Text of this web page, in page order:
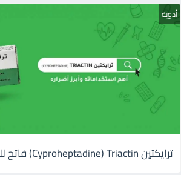
أدوية
ترايكتين Cyproheptadine) Triactin) فاتح للشهية لزيادة الوزن